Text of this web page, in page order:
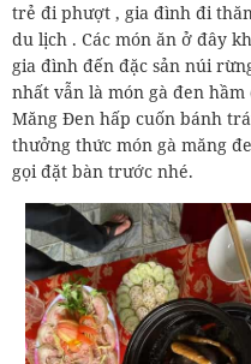
trẻ đi phượt , gia đình đi
du lịch . Các món ăn ở đây
gia đình đến đặc sản núi
nhất vẫn là món gà đen
Măng Đen hấp cuốn bánh
thưởng thức món gà măng
gọi đặt bàn trước nhé.